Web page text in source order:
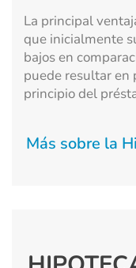
La principal
que inicialmente
bajos en
puede resultar en
principio del
Más sobre la